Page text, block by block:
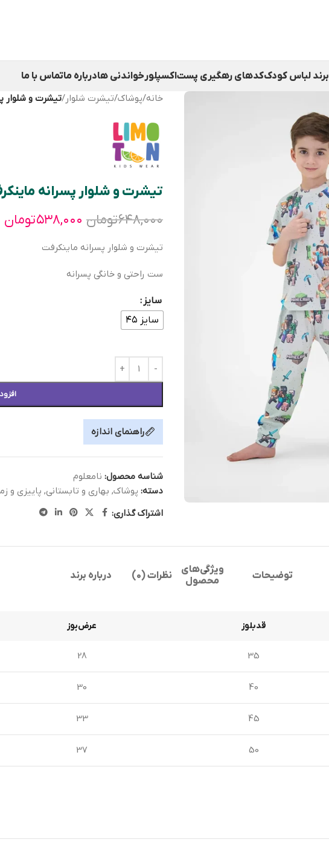
برند لباس کودککدهای رهگیری پستاکسپلورخواندنی هادرباره ماتماس با ما
خانه/پوشاک/تیشرت شلوار/تیشرت و شلوار
تیشرت و شلوار پسرانه
۶۴۸,۰۰۰تومان ۵۳۸,۰۰۰تومان
تیشرت و شلوار پسرانه ماینکرفت
ست راحتی و خانگی پسرانه
سایز
سایز ۴۵
راهنمای اندازه
شناسه محصول: نامعلوم
دسته: پوشاک, بهاری و تابستانی, پاییزی و
اشتراک گذاری:
توضیحات
ویژگی‌های
محصول
نظرات (0) درباره برند
قدبلوز عرض‌بوز
35
28
40
30
45
33
50
37